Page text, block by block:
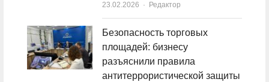
23.02.2026 Author
Редактор
Безопасность торговых
площадей: бизнесу
разъяснили правила
антитеррористической защиты